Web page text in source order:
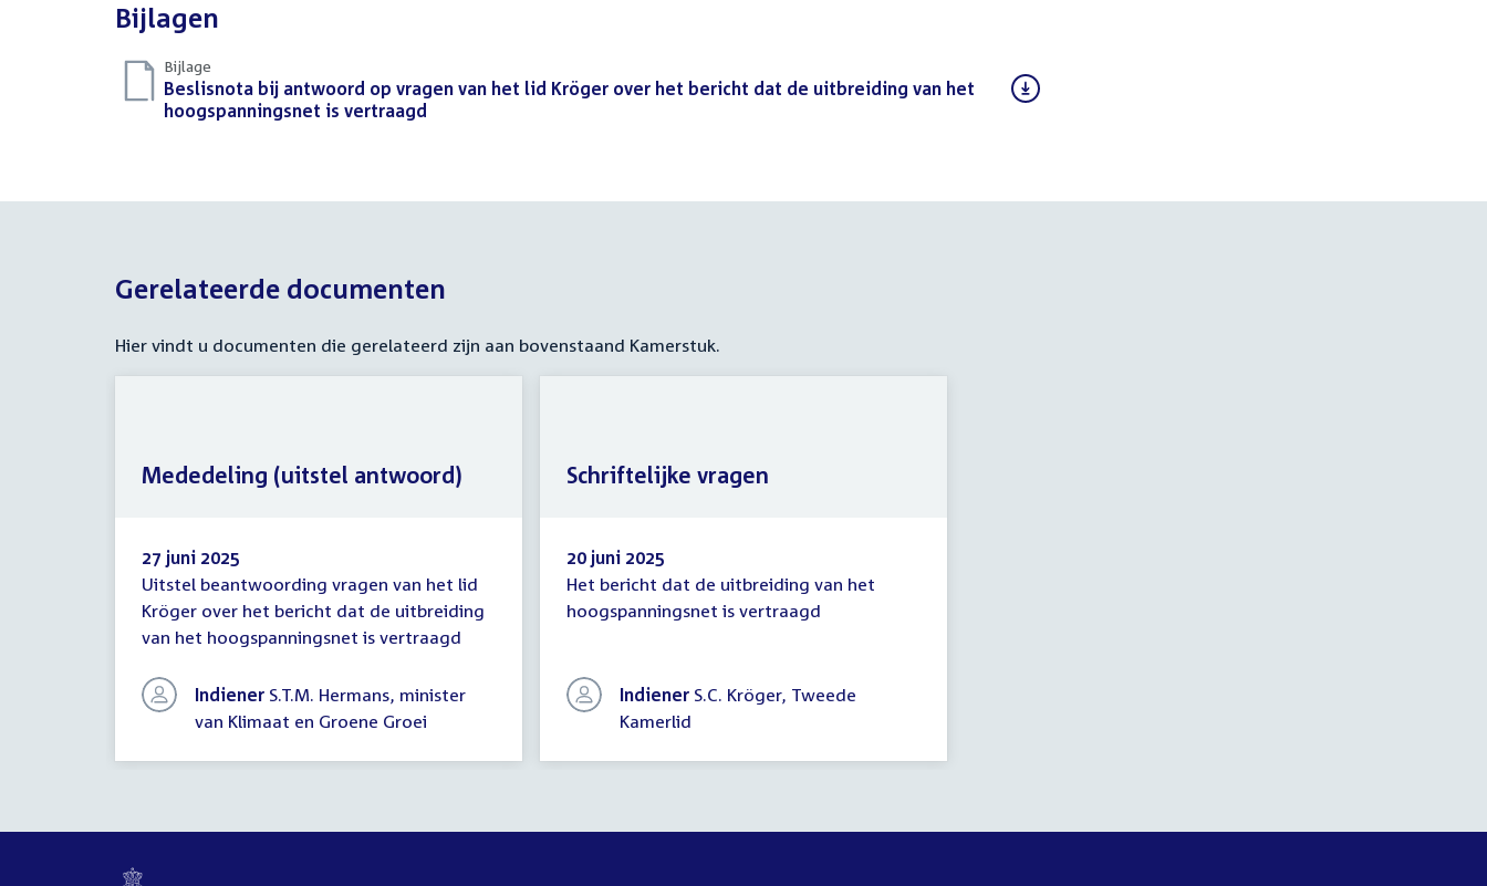
Bijlagen
Bijlage
Download
bestand:
Beslisnota bij antwoord op vragen van het lid Kröger over het bericht dat de uitbreiding van het
hoogspanningsnet is vertraagd
Gerelateerde documenten
Hier vindt u documenten die gerelateerd zijn aan bovenstaand Kamerstuk.
Mededeling
(uitstel
antwoord)
27 juni 2025
Uitstel beantwoording vragen van het lid
Kröger over het bericht dat de uitbreiding
van het hoogspanningsnet is vertraagd
Indiener S.T.M. Hermans, minister
van Klimaat en Groene Groei
Mededeling (uitstel antwoord)
Schriftelijke
vragen
20 juni 2025
Het bericht dat de uitbreiding van het
hoogspanningsnet is vertraagd
Indiener S.C. Kröger, Tweede
Kamerlid
Schriftelijke vragen